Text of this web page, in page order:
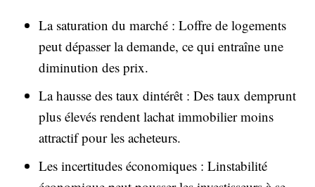
La saturation du marché : Loffre de logements
peut dépasser la demande, ce qui entraîne une
diminution des prix.
La hausse des taux dintérêt : Des taux demprunt
plus élevés rendent lachat immobilier moins
attractif pour les acheteurs.
Les incertitudes économiques : Linstabilité